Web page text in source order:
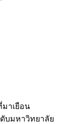
าเยือน
บมหาวิทยาลัย